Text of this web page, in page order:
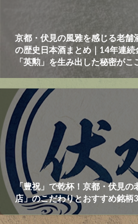
京都・伏見の風雅を感じる老舗
の歴史日本酒まとめ｜14年連続
「英勲」を生み出した秘密がこ
「豊祝」で乾杯！京都・伏見
店」のこだわりとおすすめ銘柄